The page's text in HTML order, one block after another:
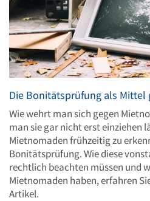
Die Bonitätsprüfung als Mittel
Wie wehrt man sich gegen
man sie gar nicht erst einziehen
Mietnomaden frühzeitig zu
Bonitätsprüfung. Wie diese
rechtlich beachten müssen und
Mietnomaden haben, erfahren
Artikel.